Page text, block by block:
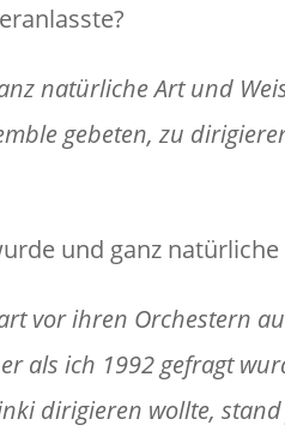
natürliche Art und
gebeten, zu
und ganz
vor ihren Orchestern
als ich 1992 gefragt
dirigieren wollte,